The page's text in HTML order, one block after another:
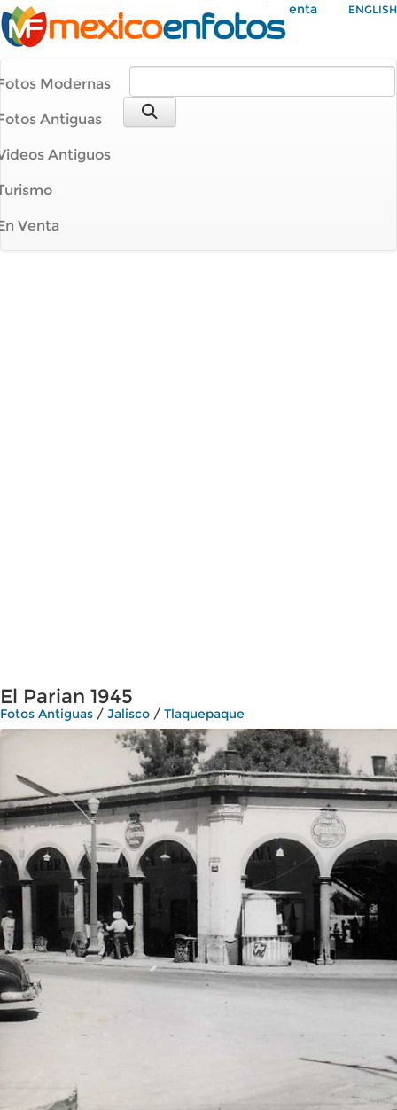
Mi Cuenta ENGLISH
Modernas
Antiguas
Antiguos
Venta
El Parian 1945
Fotos Antiguas / Jalisco / Tlaquepaque